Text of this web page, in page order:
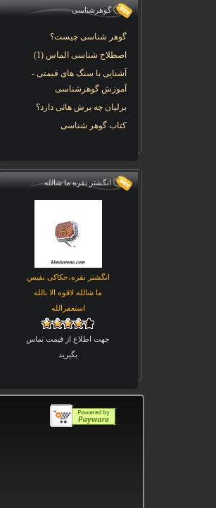
گوهرشناسی
گوهر شناسی چیست؟
اصطلاح شناسی الماس (1)
آشنایی با سنگ های قیمتی -
آموزش گوهرشناسی
برلیان چه برش هائی دارد؟
کتاب گوهر شناسی
انگشتر نقره ما شالله
انگشتر نقره،حکاکی نفیس
ما شالله لاقوه الا بالله
استغفرالله
جهت اطلاع از قیمت تماس
بگیرید